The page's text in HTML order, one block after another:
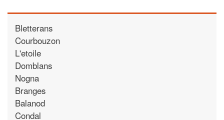
Bletterans
Courbouzon
L'etoile
Domblans
Nogna
Branges
Balanod
Condal